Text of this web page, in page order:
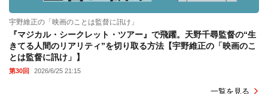
宇野維正の「映画のことは監督に訊け」
『マジカル・シークレット・ツアー』で飛躍。天野千尋監督の“生
きてる人間のリアリティ”を切り取る方法【宇野維正の「映画のこ
とは監督に訊け」】
第30回 2026/6/25 21:15
一覧を見る